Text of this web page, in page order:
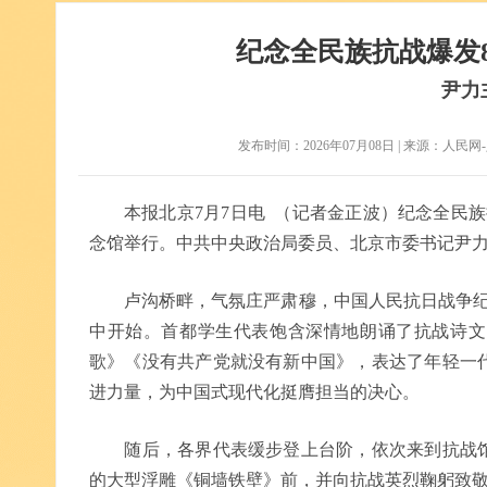
纪念全民族抗战爆
尹力
发布时间：2026年07月08日 | 来源：人民网
本报北京7月7日电 （记者金正波）纪念全民
念馆举行。中共中央政治局委员、北京市委书记尹
卢沟桥畔，气氛庄严肃穆，中国人民抗日战争
中开始。首都学生代表饱含深情地朗诵了抗战诗
歌》《没有共产党就没有新中国》，表达了年轻
进力量，为中国式现代化挺膺担当的决心。
随后，各界代表缓步登上台阶，依次来到抗战
的大型浮雕《铜墙铁壁》前，并向抗战英烈鞠躬致